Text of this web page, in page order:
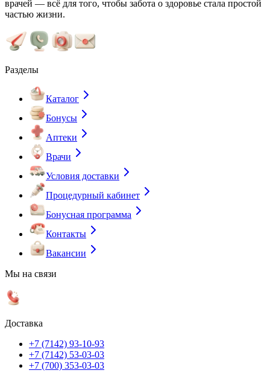
врачей — всё для того, чтобы забота о здоровье стала простой
частью жизни.
Разделы
Каталог
Бонусы
Аптеки
Врачи
Условия доставки
Процедурный кабинет
Бонусная программа
Контакты
Вакансии
Мы на связи
Доставка
+7 (7142) 93-10-93
+7 (7142) 53-03-03
+7 (700) 353-03-03